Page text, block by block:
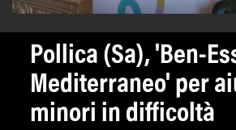
Pollica (Sa), 'Ben-
Mediterraneo' per
minori in difficoltà